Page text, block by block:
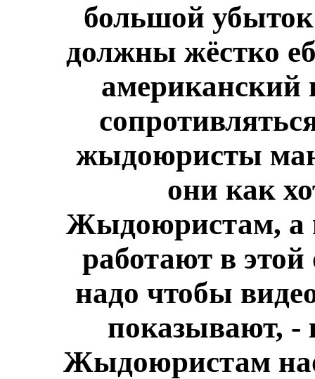
большой
должны жёстко
американский
жыдоюристы
они как
Жыдоюристам, а
работают в этой
надо чтобы
показывают, -
Жыдоюристам